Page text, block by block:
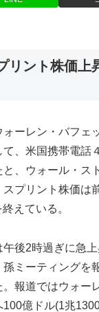
リント株価上
ーレン・バフェ
て、米国携帯電話
と、ウォール・ス
プリント株価は
えている。
午後2時過ぎに急
孫ミーティングを
報道ではウォー
億ドル(1兆